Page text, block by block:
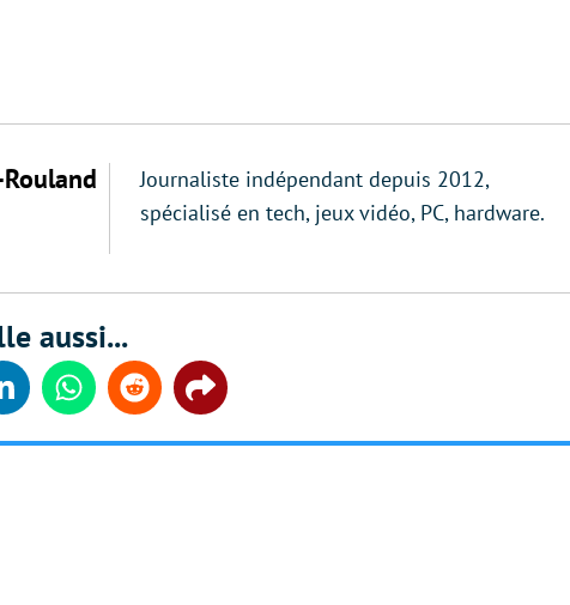
Journaliste indépendant depuis 2012,
spécialisé en tech, jeux vidéo, PC, hardware.
aussi...
LinkedinWhatsappReddit Share